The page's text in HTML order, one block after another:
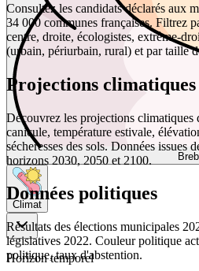
Climat
Horizon temporel
Consultez les candidats déclarés aux
34 000 communes françaises. Filtrez
centre, droite, écologistes, extrême-
(urbain, périurbain, rural) et par taille
Projections
Découvrez les projections climatiques
canicule, température estivale,
sécheresses des sols. Données issues
horizons 2030, 2050 et 2100.
Données politiques
Résultats des élections municipales
législatives 2022. Couleur politique
politique, taux d'abstention.